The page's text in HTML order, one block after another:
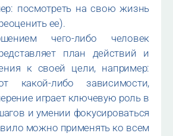
посмотреть на свою жизнь
ее).
чего-либо человек
план действий и
к своей цели, например:
какой-либо зависимости,
играет ключевую роль в
и умении фокусироваться
можно применять ко всем